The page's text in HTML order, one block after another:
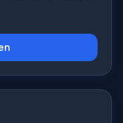
Mit seiner
vielfältige Weise